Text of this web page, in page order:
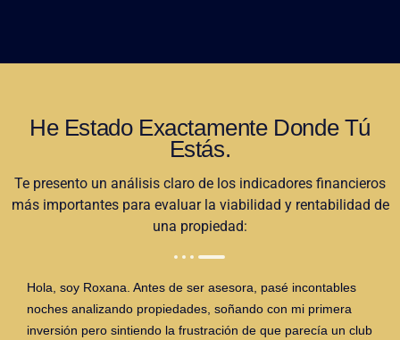
He Estado Exactamente Donde Tú
Estás.
Te presento un análisis claro de los indicadores financieros
más importantes para evaluar la viabilidad y rentabilidad de
una propiedad:
Hola, soy Roxana. Antes de ser asesora, pasé incontables
noches analizando propiedades, soñando con mi primera
inversión pero sintiendo la frustración de que parecía un club